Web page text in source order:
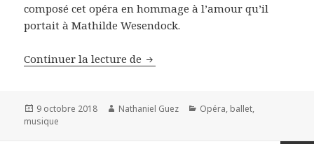
composé cet opéra en hommage à l’amour qu’il
portait à Mathilde Wesendock.
Continuer la lecture de Tristan et Isolde à l’Opera de
Publié
le
9 octobre 2018 Auteur
Nathaniel Guez Catégories
Opéra, ballet,
musique